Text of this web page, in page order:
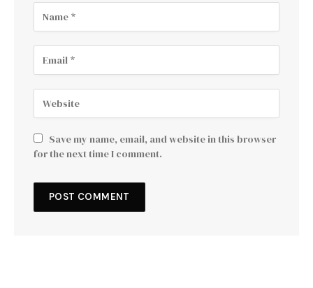
Save my name, email, and website in this browser
for the next time I comment.